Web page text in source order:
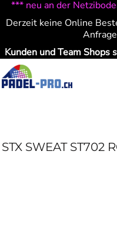
*** neu an der
Derzeit keine Online
Kunden und Team
STX SWEAT ST702